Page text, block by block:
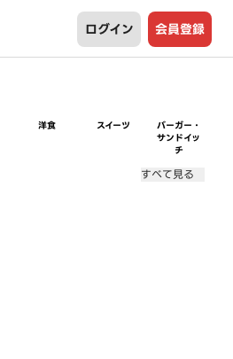
ログイン 会員登録
洋食 スイーツ
バーガー・
サンドイッ
チ
すべて見る